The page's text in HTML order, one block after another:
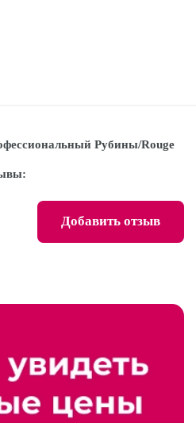
Рубины/Rouge
Добавить отзыв